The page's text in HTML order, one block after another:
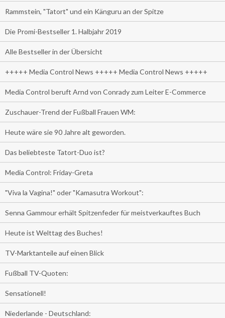
Rammstein, "Tatort" und ein Känguru an der Spitze
Die Promi-Bestseller 1. Halbjahr 2019
Alle Bestseller in der Übersicht
+++++ Media Control News +++++ Media Control News +++++
Media Control beruft Arnd von Conrady zum Leiter E-Commerce
Zuschauer-Trend der Fußball Frauen WM:
Heute wäre sie 90 Jahre alt geworden.
Das beliebteste Tatort-Duo ist?
Media Control: Friday-Greta
"Viva la Vagina!" oder "Kamasutra Workout":
Senna Gammour erhält Spitzenfeder für meistverkauftes Buch
Heute ist Welttag des Buches!
TV-Marktanteile auf einen Blick
Fußball TV-Quoten:
Sensationell!
Niederlande - Deutschland: